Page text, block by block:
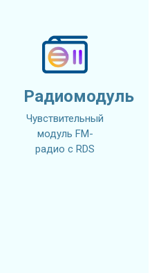
Радиомодуль
Чувствительный
модуль FM-
радио с RDS